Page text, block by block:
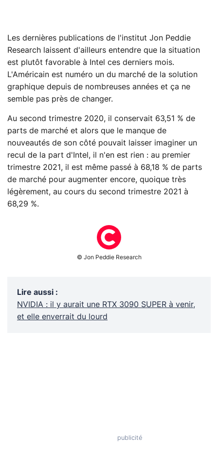
Les dernières publications de l'institut Jon Peddie
Research laissent d'ailleurs entendre que la situation
est plutôt favorable à Intel ces derniers mois.
L'Américain est numéro un du marché de la solution
graphique depuis de nombreuses années et ça ne
semble pas près de changer.
Au second trimestre 2020, il conservait 63,51 % de
parts de marché et alors que le manque de
nouveautés de son côté pouvait laisser imaginer un
recul de la part d'Intel, il n'en est rien : au premier
trimestre 2021, il est même passé à 68,18 % de parts
de marché pour augmenter encore, quoique très
légèrement, au cours du second trimestre 2021 à
68,29 %.
© Jon Peddie Research
Lire aussi :
NVIDIA : il y aurait une RTX 3090 SUPER à venir,
et elle enverrait du lourd